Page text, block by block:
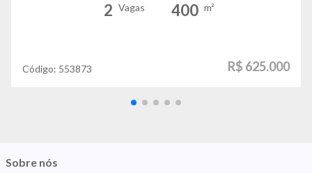
2 Vagas 400 m²
Código: 553873 R$ 625.000
Sobre nós